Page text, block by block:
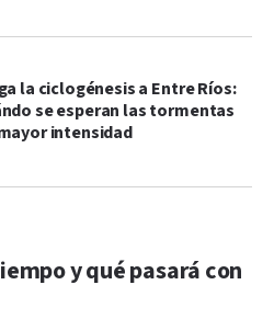
la ciclogénesis a Entre Ríos:
se esperan las tormentas
intensidad
y qué pasará con